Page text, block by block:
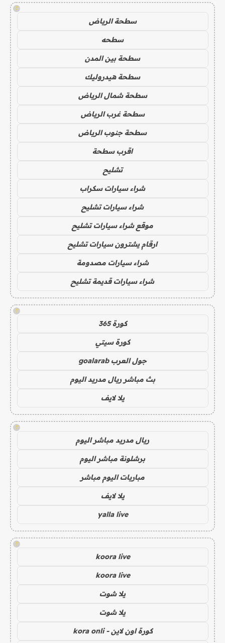
!
سطحة الرياض
سطحه
سطحة بين المدن
سطحة هيدروليك
سطحة شمال الرياض
سطحة غرب الرياض
سطحة جنوب الرياض
اقرب سطحة
تشليح
شراء سيارات سكراب
شراء سيارات تشليح
موقع شراء سيارات تشليح
ارقام يشترون سيارات تشليح
شراء سيارات مصدومة
شراء سيارات قديمة تشليح
!
كورة 365
كورة سيتي
جول العرب goalarab
بث مباشر ريال مدريد اليوم
يلا لايف
!
ريال مدريد مباشر اليوم
برشلونة مباشر اليوم
مباريات اليوم مباشر
يلا لايف
yalla live
!
koora live
koora live
يلا شوت
يلا شوت
كورة اون لاين - kora onli